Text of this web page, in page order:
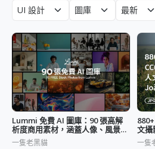
UI 設計 圖庫 最新
Lummi 免費 AI 圖庫：90 張高解
析度商用素材，涵蓋人像、風景與
靜物六大主題
一隻老黑貓
文攝
一隻